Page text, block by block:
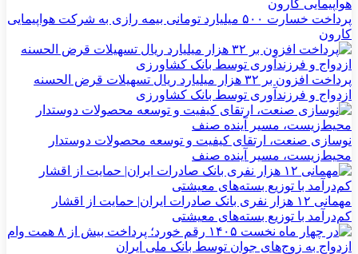
پرداخت خسارت ۵۰۰ میلیارد تومانی بیمه رازی به شرکت هواپیمایی
کارون
پرداخت افزون بر ۳۲ هزار میلیارد ریال تسهیلات قرض الحسنه
ازدواج و فرزندآوری توسط بانک کشاورزی
نوسازی صنعت، ارتقای کیفیت و توسعه محصولات دوستدار
محیط‌زیست، مسیر آینده صنف
مهمانی ۱۲ هزار نفری بانک صادرات ایران| حمایت از اقشار
کم‌درآمد با توزیع بسته‌های معیشتی